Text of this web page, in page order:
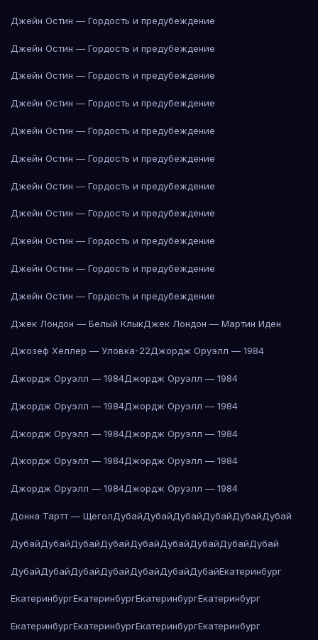
Джейн Остин — Гордость и предубеждение
Джейн Остин — Гордость и предубеждение
Джейн Остин — Гордость и предубеждение
Джейн Остин — Гордость и предубеждение
Джейн Остин — Гордость и предубеждение
Джейн Остин — Гордость и предубеждение
Джейн Остин — Гордость и предубеждение
Джейн Остин — Гордость и предубеждение
Джейн Остин — Гордость и предубеждение
Джейн Остин — Гордость и предубеждение
Джейн Остин — Гордость и предубеждение
Джек Лондон — Белый КлыкДжек Лондон — Мартин Иден
Джозеф Хеллер — Уловка-22Джордж Оруэлл — 1984
Джордж Оруэлл — 1984Джордж Оруэлл — 1984
Джордж Оруэлл — 1984Джордж Оруэлл — 1984
Джордж Оруэлл — 1984Джордж Оруэлл — 1984
Джордж Оруэлл — 1984Джордж Оруэлл — 1984
Джордж Оруэлл — 1984Джордж Оруэлл — 1984
Донна Тартт — ЩеголДубайДубайДубайДубайДубайДубай
ДубайДубайДубайДубайДубайДубайДубайДубайДубай
ДубайДубайДубайДубайДубайДубайДубайЕкатеринбург
ЕкатеринбургЕкатеринбургЕкатеринбургЕкатеринбург
ЕкатеринбургЕкатеринбургЕкатеринбургЕкатеринбург